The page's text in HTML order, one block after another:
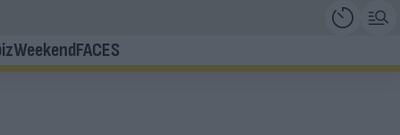
WeekendFACES